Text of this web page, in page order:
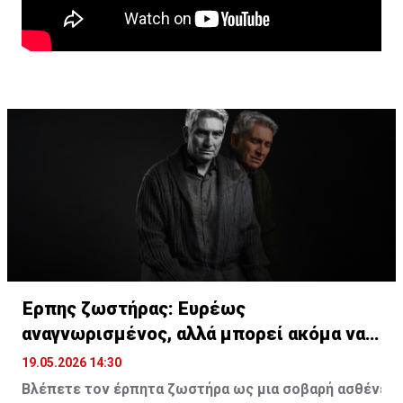
Έρπης ζωστήρας: Ευρέως
αναγνωρισμένος, αλλά μπορεί ακόμα να
υποτιμάται
19.05.2026 14:30
Βλέπετε τον έρπητα ζωστήρα ως μια σοβαρή ασθένεια